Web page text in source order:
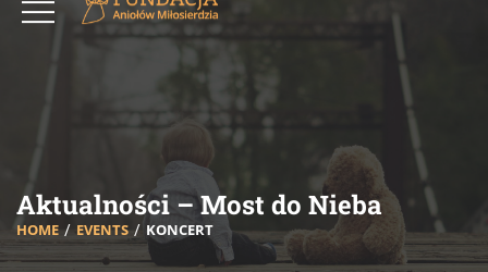
Aktualności – Most do Nieba
HOME EVENTS KONCERT